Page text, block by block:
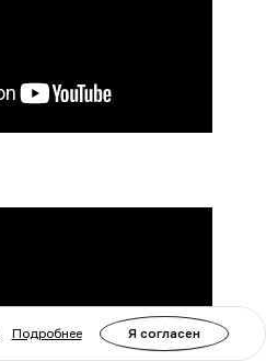
Подробнее Я согласен